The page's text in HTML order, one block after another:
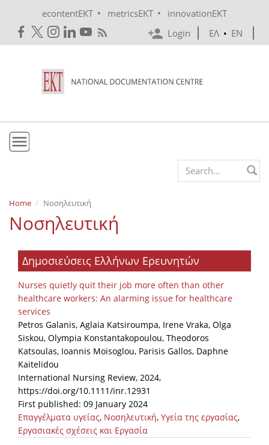
econtentEKT • metricsEKT •
innovationEKT
Login
ΕΛ • EN
Mission & Vision
Policies
e-Infrastructure
Organisational Structure
EKT Tenders
EKT Websites
Projects
Services
Publications
Annual Reports
Search form
Home Νοσηλευτική
Νοσηλευτική
Δημοσιεύσεις Ελλήνων Ερευνητών
Nurses quietly quit their job more often than other
healthcare workers: An alarming issue for healthcare
services
Petros Galanis, Aglaia Katsiroumpa, Irene Vraka, Olga
Siskou, Olympia Konstantakopoulou, Theodoros
Katsoulas, Ioannis Moisoglou, Parisis Gallos, Daphne
Kaitelidou
International Nursing Review, 2024,
https://doi.org/10.1111/inr.12931
First published: 09 January 2024
Επαγγέλματα υγείας, Νοσηλευτική, Υγεία της εργασίας,
Εργασιακές σχέσεις και Εργασία